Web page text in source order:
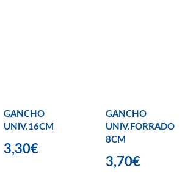
GANCHO
UNIV.16CM
3,30€
GANCHO
UNIV.FORRADO
8CM
3,70€